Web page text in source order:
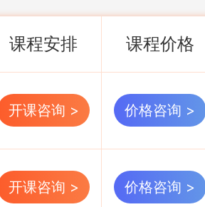
课程安排 课程价格
开课咨询 > 价格咨询 >
开课咨询 > 价格咨询 >